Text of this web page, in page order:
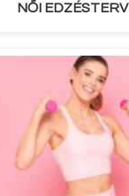
NŐI EDZÉSTERV